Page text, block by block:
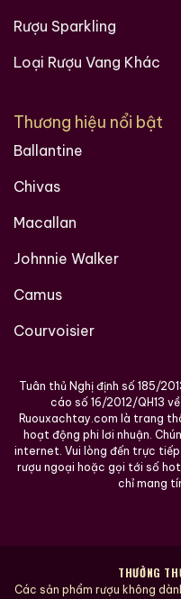
Rượu Sparkling
Loại Rượu Vang Khác
Thương hiệu nổi bật
Ballantine
Chivas
Macallan
Johnnie Walker
Camus
Courvoisier
Tuân thủ Nghị định số 185/
cáo số 16/2012/QH13
Ruouxachtay.com là trang
hoạt động phi lơi nhuận.
internet. Vui lòng đến trực
rượu ngoại hoặc gọi tới số
chỉ mang
THƯỞNG
Các sản phẩm rượu không